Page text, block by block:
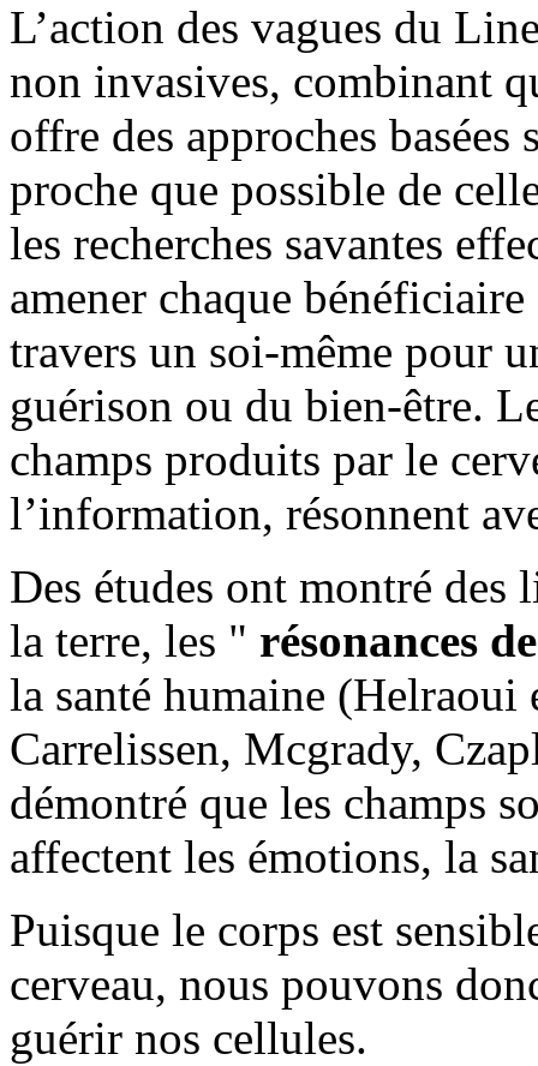
L’action des vagues du
non invasives, combinant
offre des approches
proche que possible de
les recherches savantes
amener chaque
travers un soi-même pour
guérison ou du bien-être.
champs produits par le
l’information, résonnent
Des études ont montré des
la terre, les " résonances
la santé humaine
Carrelissen, Mcgrady,
démontré que les champs
affectent les émotions, la
Puisque le corps est
cerveau, nous pouvons
guérir nos cellules.